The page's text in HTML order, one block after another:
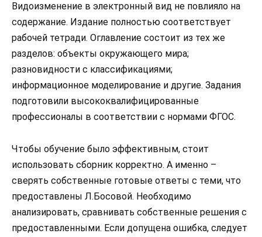
Видоизменение в электронный вид не повлияло на
содержание. Издание полностью соответствует
рабочей тетради. Оглавление состоит из тех же
разделов: объекты окружающего мира;
разновидности с классификациями;
информационное моделирование и другие. Задания
подготовили высококвалифицированные
профессионалы в соответствии с нормами ФГОС.
Чтобы обучение было эффективным, стоит
использовать сборник корректно. А именно –
сверять собственные готовые ответы с теми, что
предоставлены Л.Босовой. Необходимо
анализировать, сравнивать собственные решения с
предоставленными. Если допущена ошибка, следует